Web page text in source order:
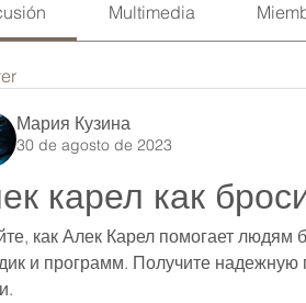
Multimedia
Мария Кузина
30 de agosto de 2023
карел как
как Алек Карел помогает людям
и программ. Получите надежную